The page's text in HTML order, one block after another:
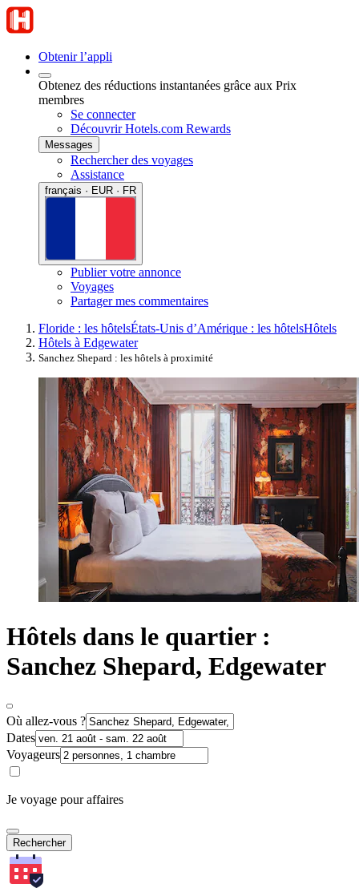
Obtenir l’appli
Obtenez des réductions instantanées grâce aux Prix
membres
Se connecter
Découvrir Hotels.com Rewards
Messages
Rechercher des voyages
Assistance
français · EUR · FR
Publier votre annonce
Voyages
Partager mes commentaires
Floride : les hôtelsÉtats-Unis d’Amérique : les hôtelsHôtels
Hôtels à Edgewater
Sanchez Shepard : les hôtels à proximité
Hôtels dans le quartier :
Sanchez Shepard, Edgewater
Où allez-vous ?
Dates
Voyageurs
Je voyage pour affaires
Rechercher